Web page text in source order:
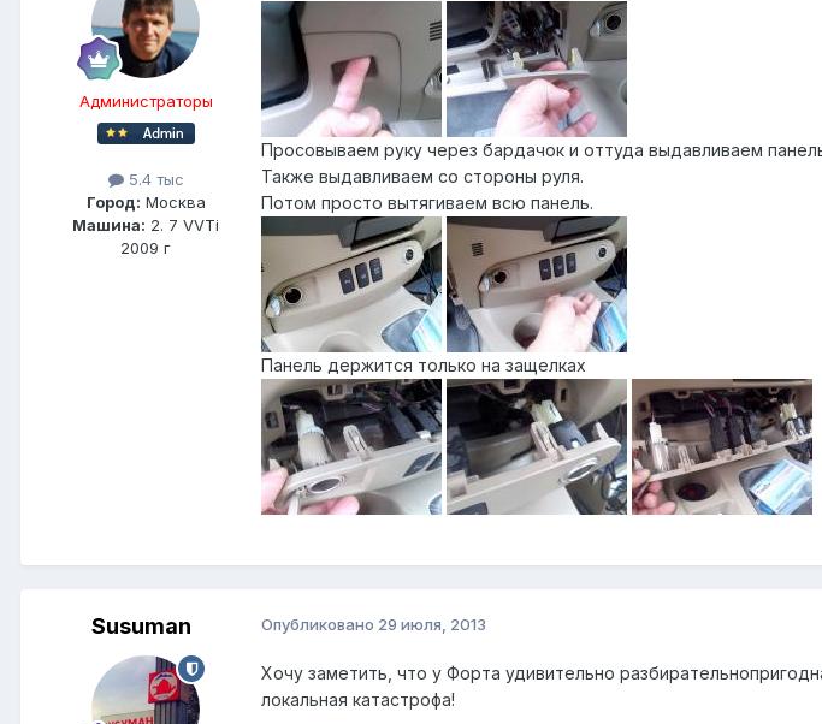
Администраторы
5.4 тыс
Город: Москва
Машина: 2. 7 VVTi
2009 г
Просовываем руку через бардачок и оттуда выдавливаем
Также выдавливаем со стороны руля.
Потом просто вытягиваем всю панель.
Панель держится только на защелках
Susuman Опубликовано 29 июля, 2013
Хочу заметить, что у Форта удивительно
локальная катастрофа!